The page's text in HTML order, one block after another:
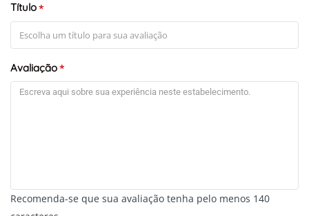
+-
Leaflet
Título*
Avaliação*
Recomenda-se que sua avaliação tenha pelo menos 140